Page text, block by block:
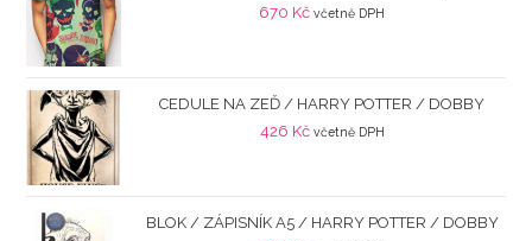
670 Kč včetně DPH
CEDULE NA ZEĎ / HARRY POTTER / DOBBY
426 Kč včetně DPH
BLOK / ZÁPISNÍK A5 / HARRY POTTER / DOBBY